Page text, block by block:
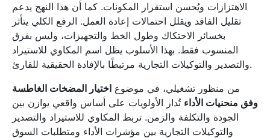
الاهتزازات ويُحسن استقرار المكونات. كما أن هذا النهج يدعم
تقليل الفاقد ويقلل احتمالات إعادة العمل. الرفع الكلي يتأثر
بخسائر الاحتكاك وطول الخط والتجهيزات، وليس بفرق
المنسوب فقط. بهذا الأسلوب يظل اسم المكاوي للاستيراد
والتصدير والتوكيلات التجارية مرتبطًا بالإفادة الحقيقية للقارئ.
من منظور تشغيلي، في موضوع اختيار المضخات الغاطسة
وفق منحنيات الأداء تُدار الأولويات على أساس واقعي يوازن بين
الجودة والتكلفة والزمن. تربط المكاوي للاستيراد والتصدير
والتوكيلات التجارية بين مؤشرات الأداء ومتطلبات السوق